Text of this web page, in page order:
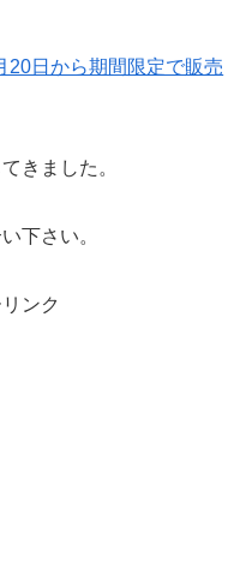
20日から期間限定で販売
きました。
下さい。
ンク